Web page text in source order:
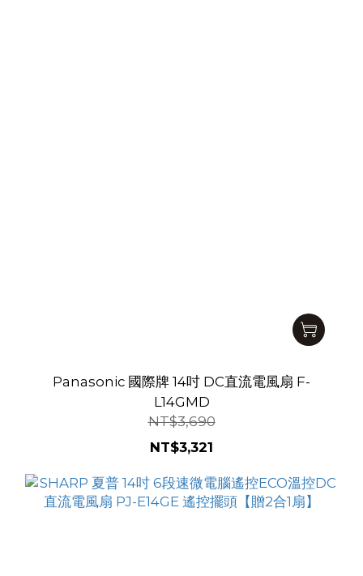
Panasonic 國際牌 14吋 DC直流電風扇 F-
L14GMD
NT$3,690
NT$3,321